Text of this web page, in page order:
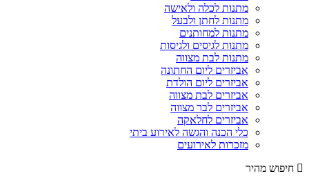
מתנות לכלה ולאישה
מתנות לחתן ולבעל
מתנות למחותנים
מתנות לגיסים ולגיסות
מתנות לבת מצווה
אביזרים ליום החתונה
אביזרים ליום הולדת
אביזרים לבת מצווה
אביזרים לבר מצווה
אביזרים לחלאקה
כלי הכנה והגשה לאירוע ביתי
מזכרות לאירועים
חיפוש מהיר